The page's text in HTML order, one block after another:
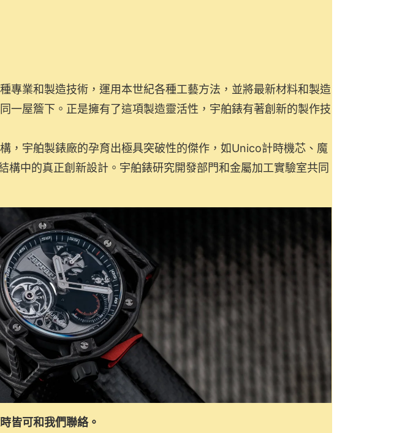
專業和製造技術，運用本世紀各種工藝方法，並將最新材料和製造
一屋簷下。正是擁有了這項製造靈活性，宇舶錶有著創新的製作技
，宇舶製錶廠的孕育出極具突破性的傑作，如Unico計時機芯、魔
構中的真正創新設計。宇舶錶研究開發部門和金屬加工實驗室共同
皆可和我們聯絡。